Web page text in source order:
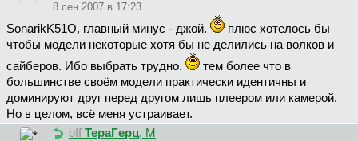
8 сен 2007 в 17:23
SonarikK51O, главный минус - джой.
плюс хотелось бы
чтобы модели некоторые хотя бы не делились на волков и
сайберов. Ибо выбрать трудно.
тем более что в
большинстве своём модели практически идентичны и
доминируют друг перед другом лишь плеером или камерой.
Но в целом, всё меня устраивает.
off TepaГepц, М